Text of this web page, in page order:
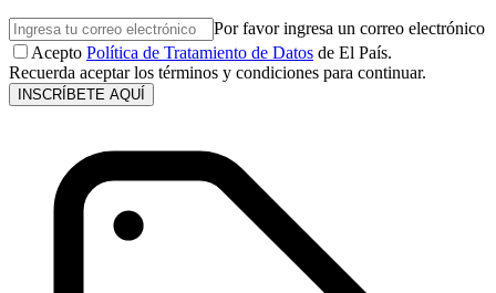
Por favor ingresa un correo electrónico
Acepto Política de Tratamiento de Datos de El País.
Recuerda aceptar los términos y condiciones para continuar.
INSCRÍBETE AQUÍ